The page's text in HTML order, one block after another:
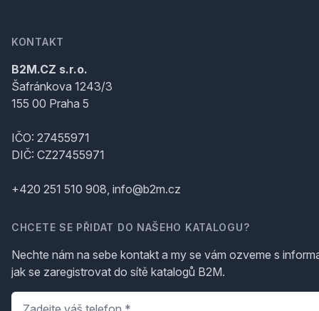
KONTAKT
B2M.CZ s.r.o.
Šafránkova 1243/3
155 00 Praha 5
IČO: 27455971
DIČ: CZ27455971
+420 251 510 908, info@b2m.cz
CHCETE SE PŘIDAT DO NAŠEHO KATALOGU?
Nechte nám na sebe kontakt a my se vám ozveme s
jak se zaregistrovat do sítě katalogů B2M.
Telefon